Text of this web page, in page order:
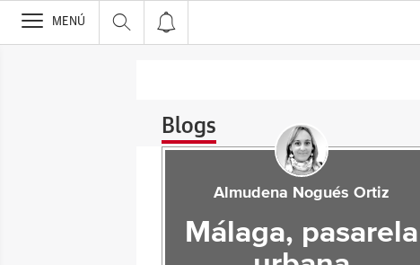
>
MENÚ
Blogs
Almudena Nogués Ortiz
Málaga, pasarela